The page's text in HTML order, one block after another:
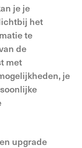
je je
het
te
de
met
je
upgrade